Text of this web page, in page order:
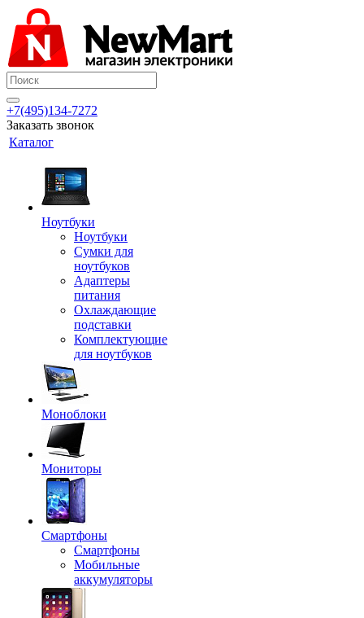
+7(495)134-7272
Заказать звонок
Каталог
Ноутбуки
Ноутбуки
Сумки для
ноутбуков
Адаптеры
питания
Охлаждающие
подставки
Комплектующие
для ноутбуков
Моноблоки
Мониторы
Смартфоны
Смартфоны
Мобильные
аккумуляторы